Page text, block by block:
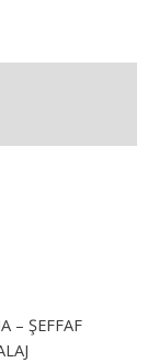
– ŞEFFAF